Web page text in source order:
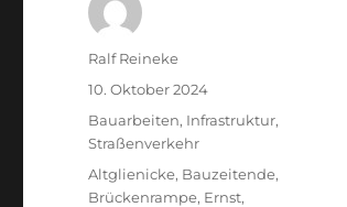
Autor
Ralf Reineke
Veröffentlicht
10. Oktober 2024
Kategorien
Bauarbeiten, Infrastruktur,
Straßenverkehr
Schlagwörter
Altglienicke, Bauzeitende,
Brückenrampe, Ernst,